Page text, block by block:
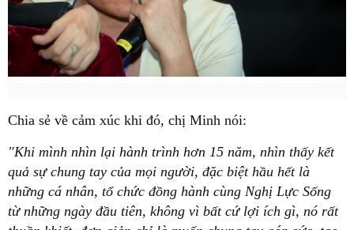
Chia sẻ về cảm xúc khi đó, chị Minh nói:
"Khi mình nhìn lại hành trình hơn 15 năm, nhìn thấy kết
quả sự chung tay của mọi người, đặc biệt hầu hết là
những cá nhân, tổ chức đồng hành cùng Nghị Lực Sống
từ những ngày đầu tiên, không vì bất cứ lợi ích gì, nó rất